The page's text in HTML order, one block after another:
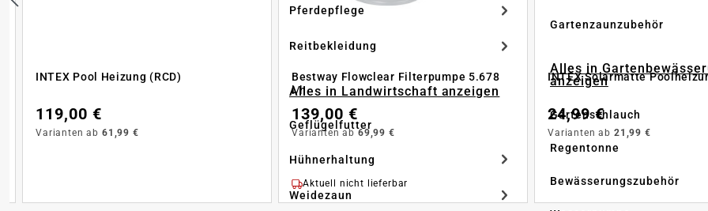
Pferdepflege
Reitbekleidung
Alles in Landwirtschaft anzeigen
Geflügelfutter
Hühnerhaltung
Weidezaun
Gartenzaunzubehör
Alles in
anzeigen
Gartenschlauch
Regentonne
Bewässerungszubehör
INTEX Pool Heizung (RCD)
119,00 €
Varianten ab 61,99 €
Bestway Flowclear Filterpumpe 5.678
l/h
139,00 €
Varianten ab 69,99 €
Aktuell nicht lieferbar
INTEX Solarmatte
24,99 €
Varianten ab 21,99 €